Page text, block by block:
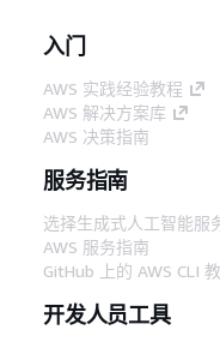
入门
AWS 实践经验教程
AWS 解决方案库
AWS 决策指南
服务指南
选择生成式人工智能服
AWS 服务指南
GitHub 上的 AWS CLI
开发人员工具